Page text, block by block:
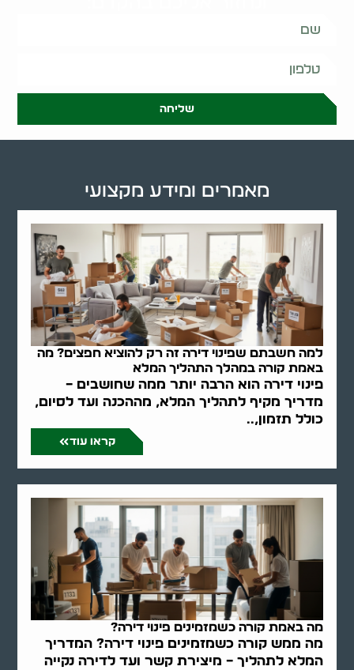
שליחה
למה חשבתם שפינוי דירה זה רק להוציא חפצים? מה
באמת קורה במהלך התהליך המלא
פינוי דירה הוא הרבה יותר ממה שחושבים –
מדריך מקיף לתהליך המלא, מההכנה ועד לסיום,
כולל תזמון,..
קראו עוד
מה באמת קורה כשמזמינים פינוי דירה?
מה ממש קורה כשמזמינים פינוי דירה? המדריך
המלא לתהליך – מיצירת קשר ועד לדירה נקייה
מאמרים ומידע מקצועי